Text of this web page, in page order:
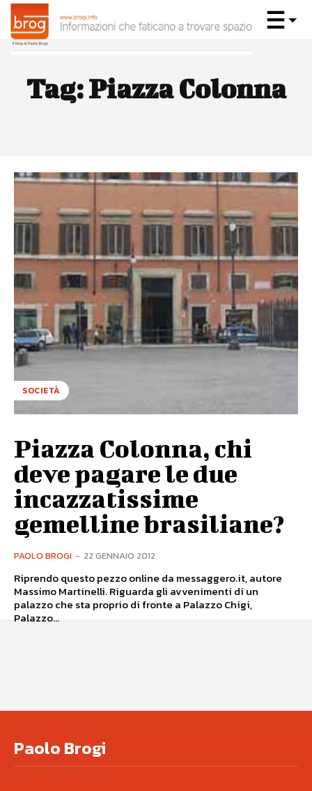
Tag:Piazza Colonna
SOCIETÀ
Piazza Colonna, chi
deve pagare le due
incazzatissime
gemelline brasiliane?
PAOLO BROGI - 22 GENNAIO 2012
Riprendo questo pezzo online da messaggero.it, autore
Massimo Martinelli. Riguarda gli avvenimenti di un
palazzo che sta proprio di fronte a Palazzo Chigi,
Palazzo...
Paolo Brogi